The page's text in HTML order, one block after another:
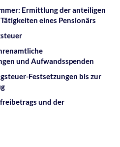
Ermittlung der anteiligen
eines Pensionärs
und Aufwandsspenden
Festsetzungen bis zur
und der